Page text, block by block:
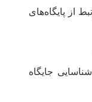
از پایگاه‌های
جایگاه